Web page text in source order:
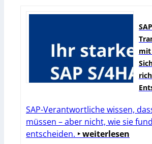
mit
SAP-Verantwortliche wissen,
müssen – aber nicht, wie sie
entscheiden. ‣ weiterlesen